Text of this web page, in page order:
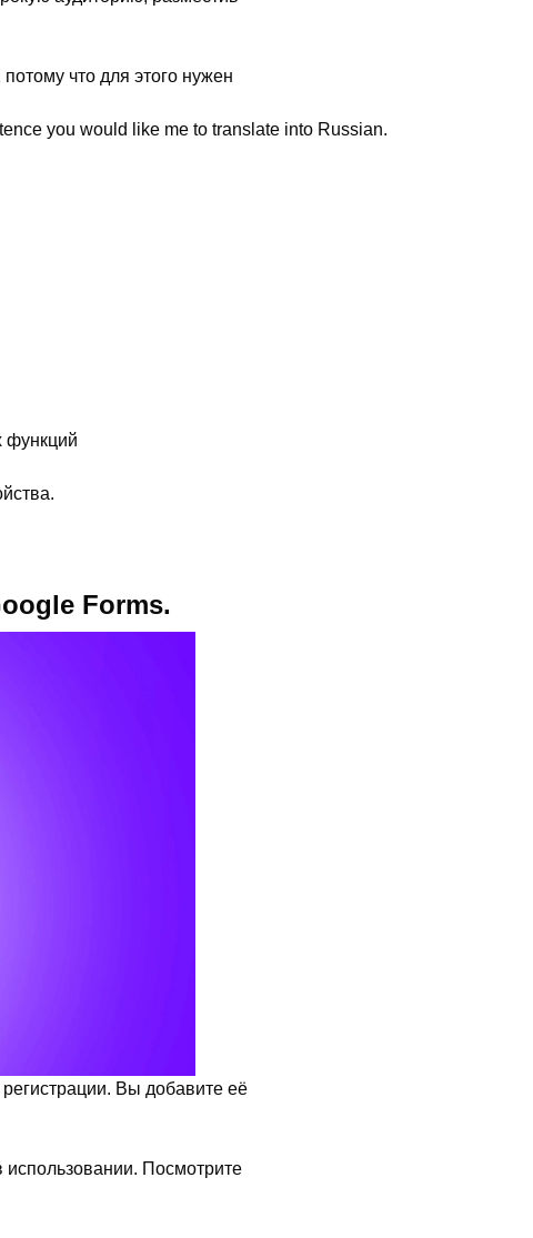
что для этого нужен
you would like me to translate into Russian.
функций
Forms.
Вы добавите её
использовании. Посмотрите